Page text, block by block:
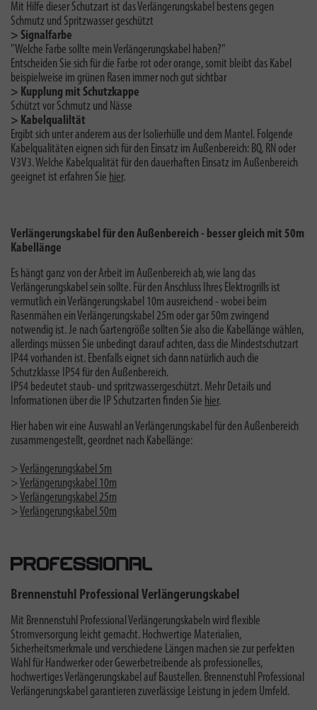
Mit Hilfe dieser Schutzart ist das Verlängerungskabel bestens gegen
Schmutz und Spritzwasser geschützt
> Signalfarbe
"Welche Farbe sollte mein Verlängerungskabel haben?"
Entscheiden Sie sich für die Farbe rot oder orange, somit bleibt das Kabel
beispielweise im grünen Rasen immer noch gut sichtbar
> Kupplung mit Schutzkappe
Schützt vor Schmutz und Nässe
> Kabelqualiltät
Ergibt sich unter anderem aus der Isolierhülle und dem Mantel. Folgende
Kabelqualitäten eignen sich für den Einsatz im Außenbereich: BQ, RN oder
V3V3. Welche Kabelqualität für den dauerhaften Einsatz im Außenbereich
geeignet ist erfahren Sie hier.
Verlängerungskabel für den Außenbereich - besser gleich mit 50m
Kabellänge
Es hängt ganz von der Arbeit im Außenbereich ab, wie lang das
Verlängerungskabel sein sollte. Für den Anschluss Ihres Elektrogrills ist
vermutlich ein Verlängerungskabel 10m ausreichend - wobei beim
Rasenmähen ein Verlängerungskabel 25m oder gar 50m zwingend
notwendig ist. Je nach Gartengröße sollten Sie also die Kabellänge wählen,
allerdings müssen Sie unbedingt darauf achten, dass die Mindestschutzart
IP44 vorhanden ist. Ebenfalls eignet sich dann natürlich auch die
Schutzklasse IP54 für den Außenbereich.
IP54 bedeutet staub- und spritzwassergeschützt. Mehr Details und
Informationen über die IP Schutzarten finden Sie hier.
Hier haben wir eine Auswahl an Verlängerungskabel für den Außenbereich
zusammengestellt, geordnet nach Kabellänge:
> Verlängerungskabel 5m
> Verlängerungskabel 10m
> Verlängerungskabel 25m
> Verlängerungskabel 50m
Brennenstuhl Professional Verlängerungskabel
Mit Brennenstuhl Professional Verlängerungskabeln wird flexible
Stromversorgung leicht gemacht. Hochwertige Materialien,
Sicherheitsmerkmale und verschiedene Längen machen sie zur perfekten
Wahl für Handwerker oder Gewerbetreibende als professionelles,
hochwertiges Verlängerungskabel auf Baustellen. Brennenstuhl Professional
Verlängerungskabel garantieren zuverlässige Leistung in jedem Umfeld.